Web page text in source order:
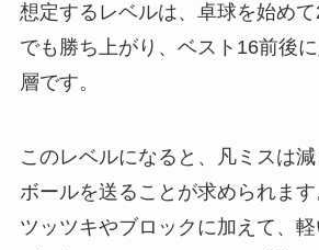
想定するレベルは、卓球を始め
でも勝ち上がり、ベスト16前後
層です。
このレベルになると、凡ミスは
ボールを送ることが求められます
ツッツキやブロックに加えて、